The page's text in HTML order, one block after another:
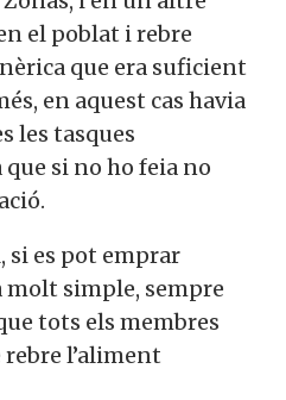
el poblat i rebre
que era suficient
en aquest cas havia
les tasques
si no ho feia no
si es pot emprar
molt simple, sempre
tots els membres
l’aliment